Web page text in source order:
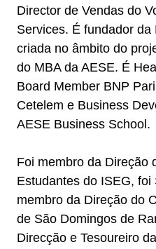
Director de Vendas do
Services. É fundador
criada no âmbito do
do MBA da AESE. É
Board Member BNP
Cetelem e Business
AESE Business School.
Foi membro da Direção
Estudantes do ISEG,
membro da Direção do
de São Domingos de
Direcção e Tesoureiro